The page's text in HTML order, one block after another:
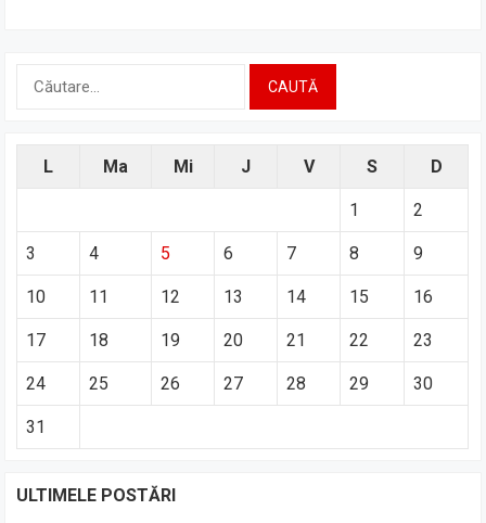
L Ma Mi J V S D
1 2
3 4 5 6 7 8 9
10 11 12 13 14 15 16
17 18 19 20 21 22 23
24 25 26 27 28 29 30
31
ULTIMELE POSTĂRI